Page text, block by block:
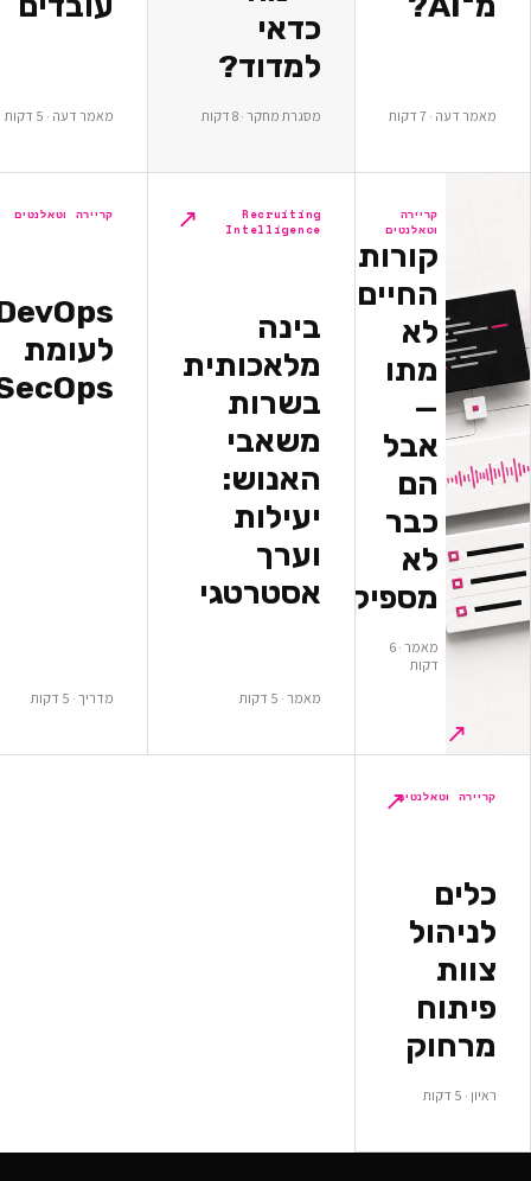
כדאי
למדוד?
מסגרת מחקר · 8 דקות מאמר דעה · 5 דקות
מאמר · 6
Recruiting
Intelligence
בינה
מלאכותית
בשרות
משאבי
האנוש:
יעילות
וערך
אסטרטגי
↗ קריירה וטאלנטים
DevOps
לעומת
DevSecOps
↗
↗